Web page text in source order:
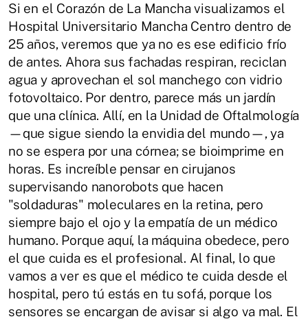
Si en el Corazón de La Mancha visualizamos el
Hospital Universitario Mancha Centro dentro de
25 años, veremos que ya no es ese edificio frío
de antes. Ahora sus fachadas respiran, reciclan
agua y aprovechan el sol manchego con vidrio
fotovoltaico. Por dentro, parece más un jardín
que una clínica. Allí, en la Unidad de Oftalmología
—que sigue siendo la envidia del mundo—, ya
no se espera por una córnea; se bioimprime en
horas. Es increíble pensar en cirujanos
supervisando nanorobots que hacen
"soldaduras" moleculares en la retina, pero
siempre bajo el ojo y la empatía de un médico
humano. Porque aquí, la máquina obedece, pero
el que cuida es el profesional. Al final, lo que
vamos a ver es que el médico te cuida desde el
hospital, pero tú estás en tu sofá, porque los
sensores se encargan de avisar si algo va mal. El